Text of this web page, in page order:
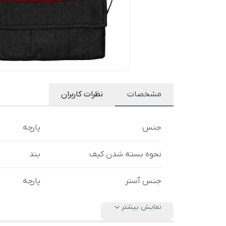
مشخصات نظرات کاربران
جنس پارچه
نحوه بسته شدن کیف بند
جنس آستر پارچه
نمایش بیشتر